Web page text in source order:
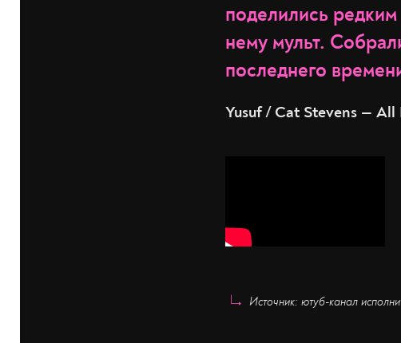
поделились
нему мульт.
последнего
Yusuf / Cat Stevens —
Источник: ютуб-канал